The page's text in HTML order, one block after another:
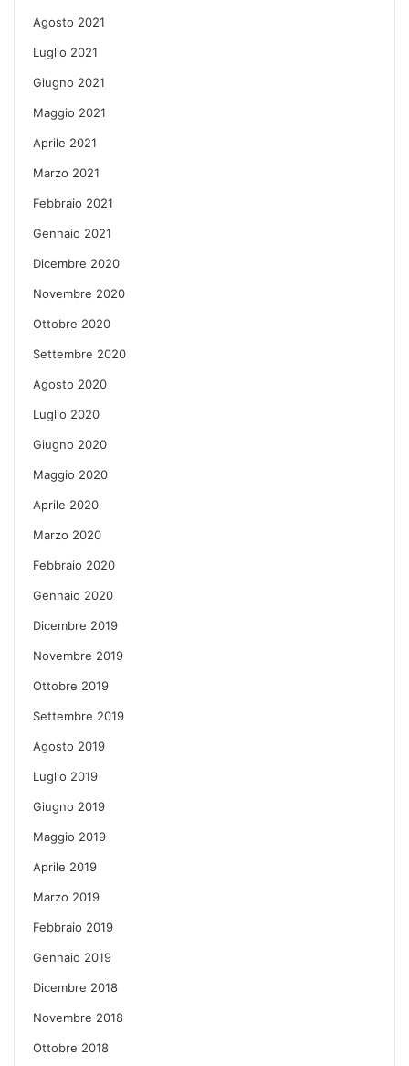
Agosto 2021
Luglio 2021
Giugno 2021
Maggio 2021
Aprile 2021
Marzo 2021
Febbraio 2021
Gennaio 2021
Dicembre 2020
Novembre 2020
Ottobre 2020
Settembre 2020
Agosto 2020
Luglio 2020
Giugno 2020
Maggio 2020
Aprile 2020
Marzo 2020
Febbraio 2020
Gennaio 2020
Dicembre 2019
Novembre 2019
Ottobre 2019
Settembre 2019
Agosto 2019
Luglio 2019
Giugno 2019
Maggio 2019
Aprile 2019
Marzo 2019
Febbraio 2019
Gennaio 2019
Dicembre 2018
Novembre 2018
Ottobre 2018